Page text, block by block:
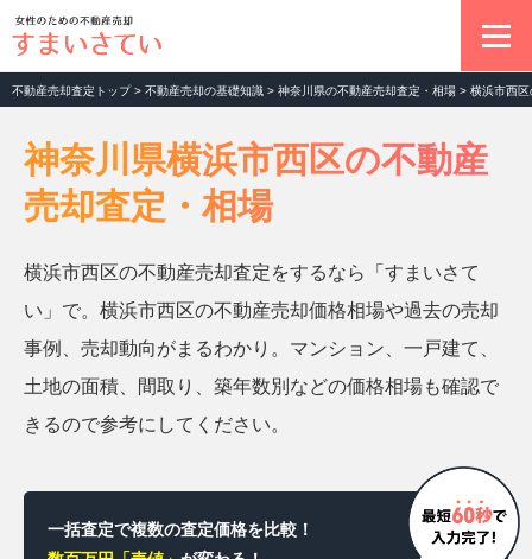
不動産売却の基本
マンション売却査定
土地売却査定
一戸建て売却査定
不動産売却査定トップ > 不動産売却の基礎知識 > 神奈川県の不動産売却査定・相場 > 横浜市西
神奈川県横浜市西区の不動産
売却査定・相場
横浜市西区の不動産売却査定をするなら「すまいさて
い」で。横浜市西区の不動産売却価格相場や過去の売却
事例、売却動向がまるわかり。マンション、一戸建て、
土地の面積、間取り、築年数別などの価格相場も確認で
きるので参考にしてください。
一括査定で複数の査定価格を比較！